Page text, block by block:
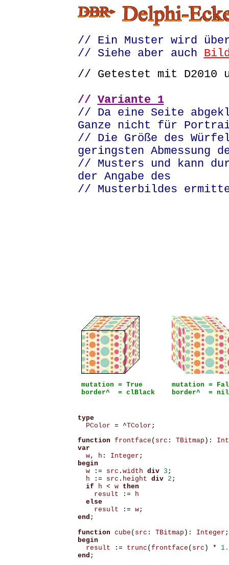
// Ein Muster wird
// Siehe aber auch
// Getestet mit D2010
// Variante 1
// Da eine Seite
Ganze nicht für
// Die Größe des
geringsten Abmessung
// Musters und kann
der Angabe des
// Musterbildes
mutation = True
border^ = clBlack
mutation =
border^ = nil
type
PColor = ^TColor ;
function frontface ( src : TBitmap ):
var
w, h : Integer ;
begin
w
:= src . width div 3 ;
h
:= src . height div 2 ;
if
h < w
then
result
:=
h
else
result
:= w;
end ;
function cube ( src : TBitmap ): Integer ;
begin
result
:= trunc (frontface ( src ) *
end ;